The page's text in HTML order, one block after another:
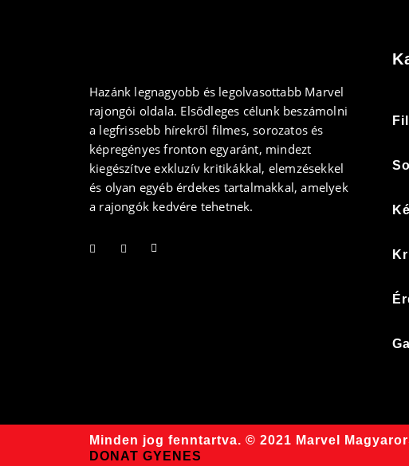
Hazánk legnagyobb és legolvasottabb Marvel
rajongói oldala. Elsődleges célunk beszámolni
a legfrissebb hírekről filmes, sorozatos és
képregényes fronton egyaránt, mindezt
kiegészítve exkluzív kritikákkal, elemzésekkel
és olyan egyéb érdekes tartalmakkal, amelyek
a rajongók kedvére tehetnek.
Minden jog fenntartva. © 2021 Marvel
DONAT GYENES